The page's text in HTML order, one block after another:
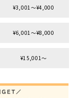
¥3,001〜¥4,000
¥6,001〜¥8,000
¥15,001〜